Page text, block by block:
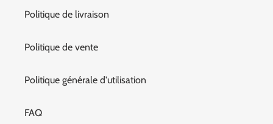
Politique de livraison
Politique de vente
Politique générale d'utilisation
FAQ